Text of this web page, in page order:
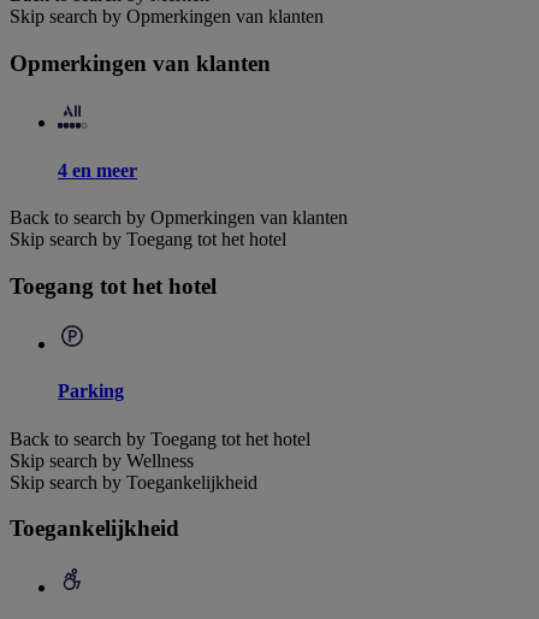
Skip search by Opmerkingen van klanten
Opmerkingen van klanten
4 en meer
Back to search by Opmerkingen van klanten
Skip search by Toegang tot het hotel
Toegang tot het hotel
Parking
Back to search by Toegang tot het hotel
Skip search by Wellness
Skip search by Toegankelijkheid
Toegankelijkheid